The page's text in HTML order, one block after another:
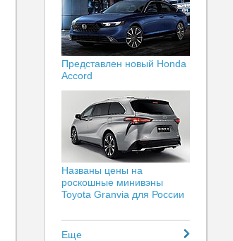
Представлен новый Honda
Accord
Названы цены на
роскошные минивэны
Toyota Granvia для России
Еще